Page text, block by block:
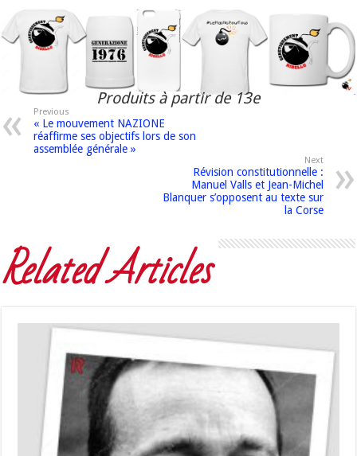
Produits à partir de 13e
Previous
« Le mouvement NAZIONE
réaffirme ses objectifs lors de son
assemblée générale »
Next
Révision constitutionnelle :
Manuel Valls et Jean-Michel
Blanquer s’opposent au texte sur
la Corse
Related Articles